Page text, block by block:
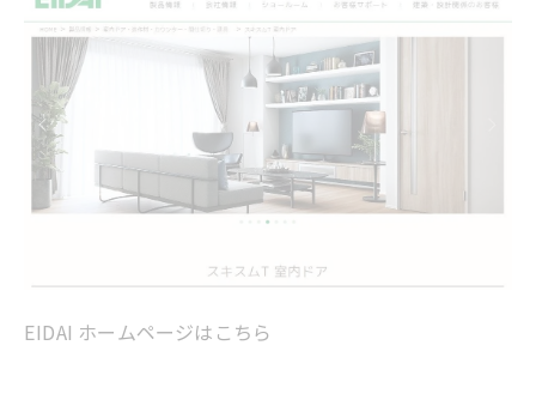
EIDAI ホームページはこちら